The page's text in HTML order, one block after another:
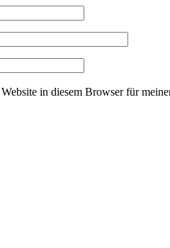
in diesem Browser für